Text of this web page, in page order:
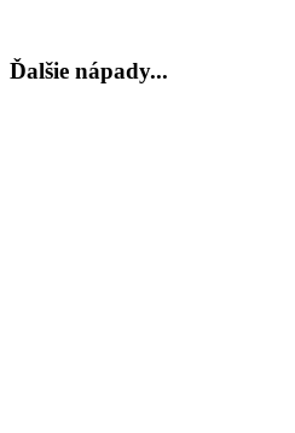
Ďalšie nápady...